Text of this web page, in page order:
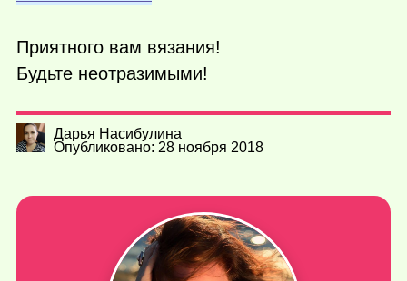
Приятного вам вязания!
Будьте неотразимыми!
Дарья Насибулина
Опубликовано: 28 ноября 2018